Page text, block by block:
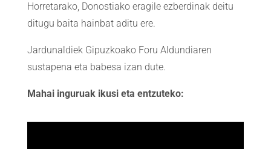
Horretarako, Donostiako eragile ezberdinak deitu
ditugu baita hainbat aditu ere.
Jardunaldiek Gipuzkoako Foru Aldundiaren
sustapena eta babesa izan dute.
Mahai inguruak ikusi eta entzuteko: